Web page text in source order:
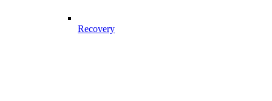
Recovery